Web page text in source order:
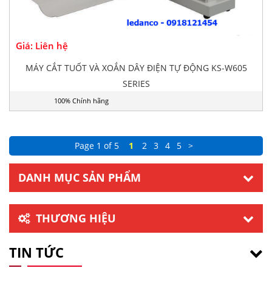
Giá: Liên hệ
MÁY CẮT TUỐT VÀ XOẮN DÂY ĐIỆN TỰ ĐỘNG KS-W605
SERIES
100% Chính hãng
Page 1 of 5 1 2 3 4 5 >
DANH MỤC SẢN PHẨM
THƯƠNG HIỆU
TIN TỨC